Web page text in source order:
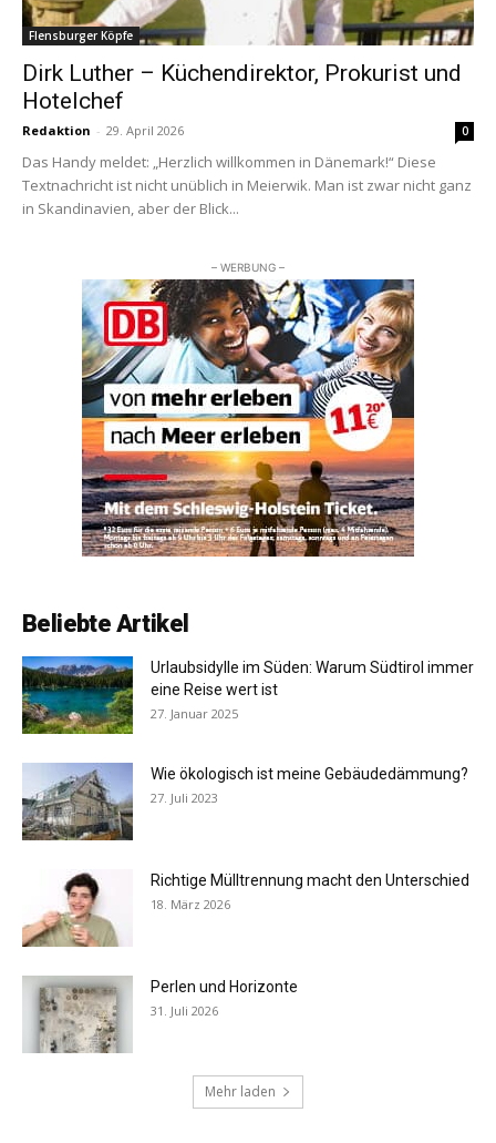
Flensburger Köpfe
Dirk Luther – Küchendirektor, Prokurist und
Hotelchef
Redaktion - 29. April 2026 0
Das Handy meldet: „Herzlich willkommen in Dänemark!“ Diese
Textnachricht ist nicht unüblich in Meierwik. Man ist zwar nicht ganz
in Skandinavien, aber der Blick...
– WERBUNG –
Beliebte Artikel
Urlaubsidylle im Süden: Warum Südtirol immer
eine Reise wert ist
27. Januar 2025
Wie ökologisch ist meine Gebäudedämmung?
27. Juli 2023
Richtige Mülltrennung macht den Unterschied
18. März 2026
Perlen und Horizonte
31. Juli 2026
Mehr laden